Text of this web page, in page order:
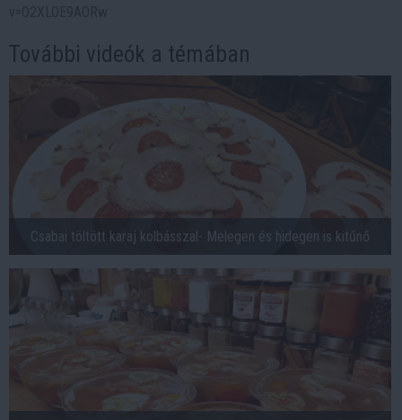
További videók a témában
Csabai töltött karaj kolbásszal- Melegen és hidegen is kitűnő